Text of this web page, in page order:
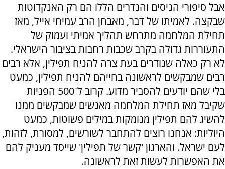
אבל סיפורי הניסים והנדרים הללו הם רק האנקדוטות
שבקצה. לאמיתו של דבר, מאבחן הרב עמיחי אייל, מאז
תחילת המלחמה מתרחש תהליך אמיתי ועמוק של
התעוררות גדולה בקרב שכבות רחבות בציבור הישראלי.
לא רק כאלה שנודרים בעת צרה להניח תפילין, אלא רבים
רבים שמבקשים לראשונה בחייהם להניח תפילין, כמעט
בלי שהם יודעים להסביר מדוע. קרוב ל־500 הפניות
שקיבל מאז תחילת המלחמה מאנשים שמבקשים ממנו
להשיג להם תפילין מנומקות במילים פשוטות, כמעט
היוליות: אנחנו רוצים להתחבר לשורשים, למסורת, לזהות,
לעם ישראל. והארגון 'קשר של תפילין' שייסד מעניק להם
את האפשרות לעשות זאת לראשונה.